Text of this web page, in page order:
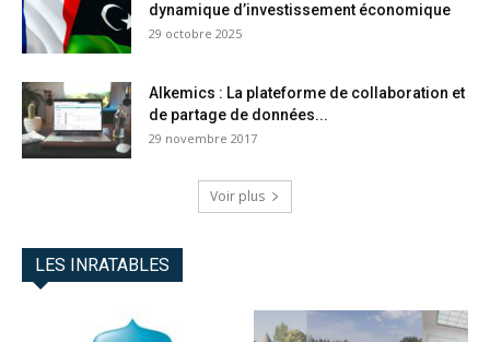
dynamique d’investissement économique
29 octobre 2025
Alkemics : La plateforme de collaboration et
de partage de données...
29 novembre 2017
Voir plus
LES INRATABLES